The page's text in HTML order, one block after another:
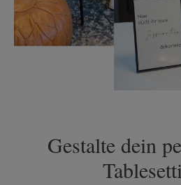
Gestalte dein